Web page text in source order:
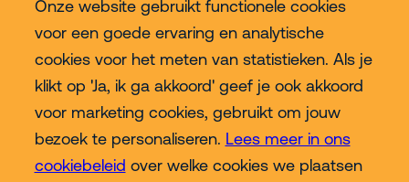
Onze website gebruikt functionele cookies
voor een goede ervaring en analytische
cookies voor het meten van statistieken. Als je
klikt op 'Ja, ik ga akkoord' geef je ook akkoord
voor marketing cookies, gebruikt om jouw
bezoek te personaliseren. Lees meer in ons
cookiebeleid over welke cookies we plaatsen
Meer Riwal
Industries
Contact